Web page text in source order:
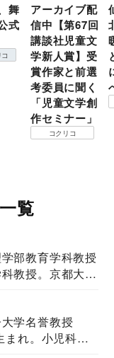
舞
式
アーカイブ配
信中【第67回
講談社児童文
学新人賞】受
賞作家と前選
考委員に聞く
「児童文学創
作セミナー」
コクリコ
覧
部教育学科教授
教授。京都大学
学名誉教授
まれ。小児科